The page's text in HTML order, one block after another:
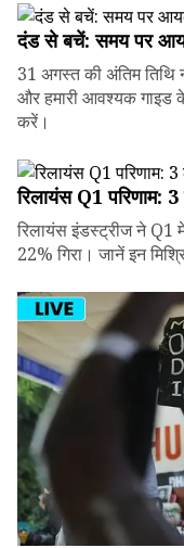
दंड से बचें: समय पर
31 अगस्त की अंतिम
और हमारी आवश्यक गाइड
करें।
रिलायंस Q1 परिणाम:
रिलायंस इंडस्ट्रीज ने Q1 में
22% गिरा। जानें इन